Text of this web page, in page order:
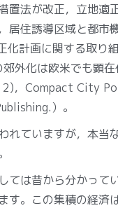
置法が改正，立地適
居住誘導区域と都市
計画に関する取り
外化は欧米でも顕
，Compact City
）。
れていますが，本当
は昔から分かって
す。この集積の経済